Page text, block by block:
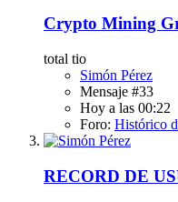
Crypto Mining
total tio
Simón Pérez
Mensaje #33
Hoy a las 00:22
Foro: Histórico
RECORD DE